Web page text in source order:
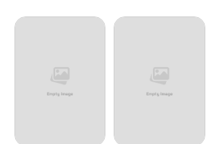
ตอนที่ 305
ตอนที่ 303
ตอนที่ 302